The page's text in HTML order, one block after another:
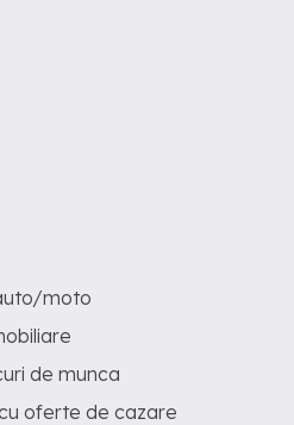
moto
de munca
oferte de cazare